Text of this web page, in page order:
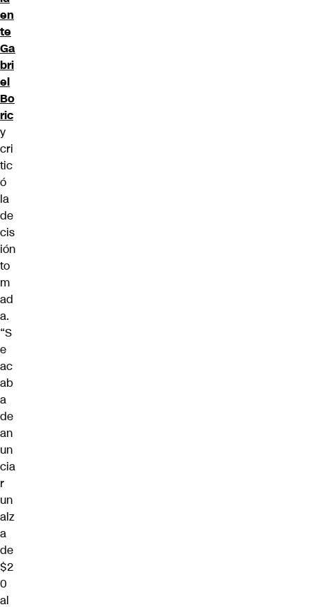
en
te
Ga
bri
el
Bo
ric
y
cri
tic
ó
la
de
cis
ión
to
m
ad
a.
“S
e
ac
ab
a
de
an
un
cia
r
un
alz
a
de
$2
0
al